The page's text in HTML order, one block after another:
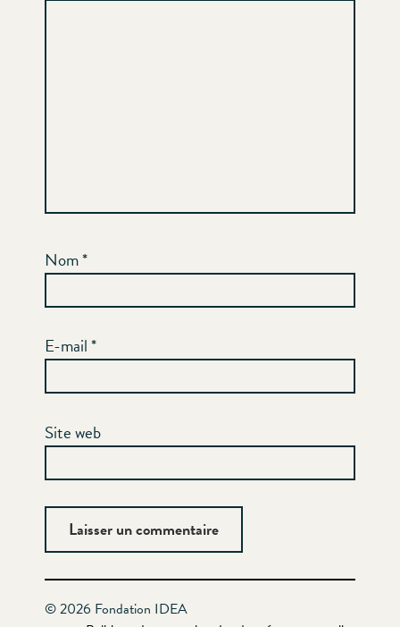
Nom*
E-mail*
Site web
© 2026 Fondation IDEA